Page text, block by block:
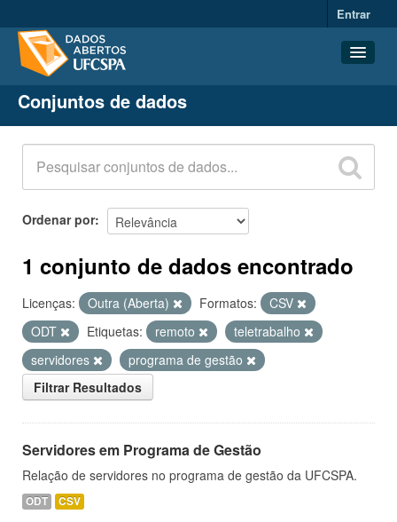
Entrar
Conjuntos de dados
Organizações
Grupos
Sobre
Conjuntos de dados
Ordenar por
1 conjunto de dados encontrado
Licenças: Outra (Aberta) Formatos:
CSV
ODT
Etiquetas: remoto
teletrabalho
servidores
programa de gestão
Filtrar Resultados
Servidores em Programa de Gestão
Relação de servidores no programa de gestão da UFCSPA.
ODT CSV